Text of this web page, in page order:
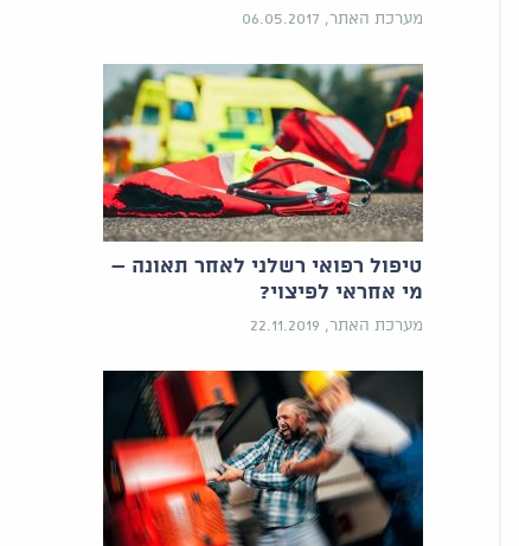
מערכת האתר, 06.05.2017
טיפול רפואי רשלני לאחר תאונה –
מי אחראי לפיצוי?
מערכת האתר, 22.11.2019